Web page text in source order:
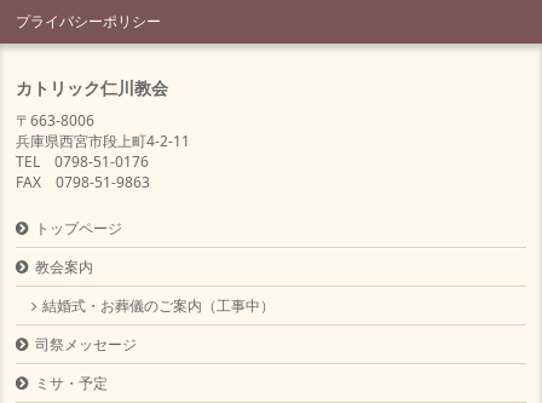
プライバシーポリシー
カトリック仁川教会
〒663-8006
兵庫県西宮市段上町4-2-11
TEL 0798-51-0176
FAX 0798-51-9863
トップページ
教会案内
結婚式・お葬儀のご案内（工事中）
司祭メッセージ
ミサ・予定